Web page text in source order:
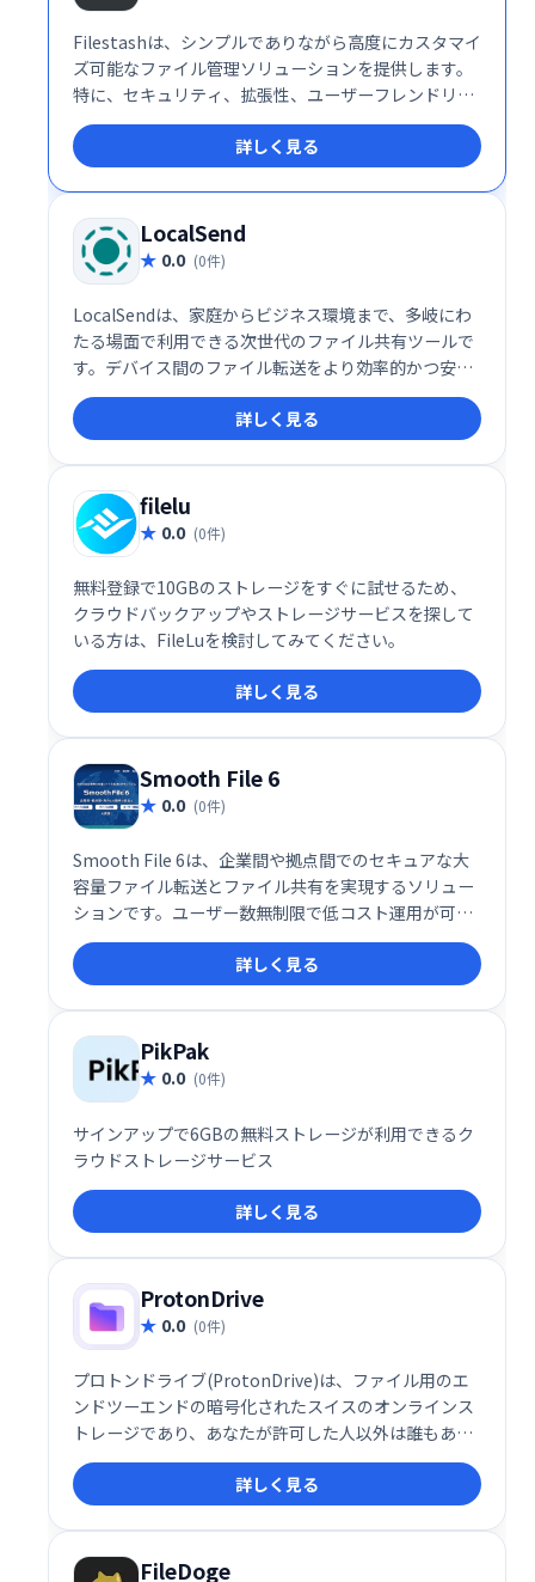
Filestashは、シンプルでありながら高度にカスタマイ
ズ可能なファイル管理ソリューションを提供します。
特に、セキュリティ、拡張性、ユーザーフレンドリー
な操作性を重視する企業にとって理想的な選択肢で
す。企業のストレージ運用を次のレベルに引き上げる
ために、Filestashの導入を検討してみてはいかがでし
ょうか。
詳しく見る
LocalSend
0.0 (0件)
LocalSendは、家庭からビジネス環境まで、多岐にわ
たる場面で利用できる次世代のファイル共有ツールで
す。デバイス間のファイル転送をより効率的かつ安全
に行いたい方に、ぜひ一度試してみていただきたいサ
ービスです。
詳しく見る
filelu
0.0 (0件)
無料登録で10GBのストレージをすぐに試せるため、
クラウドバックアップやストレージサービスを探して
いる方は、FileLuを検討してみてください。
詳しく見る
Smooth File 6
0.0 (0件)
Smooth File 6は、企業間や拠点間でのセキュアな大
容量ファイル転送とファイル共有を実現するソリュー
ションです。ユーザー数無制限で低コスト運用が可
能。スムーズなデータ連携と安全なファイル管理で、
業務効率を大幅に向上させます。
詳しく見る
PikPak
0.0 (0件)
サインアップで6GBの無料ストレージが利用できるク
ラウドストレージサービス
詳しく見る
ProtonDrive
0.0 (0件)
プロトンドライブ(ProtonDrive)は、ファイル用のエ
ンドツーエンドの暗号化されたスイスのオンラインス
トレージであり、あなたが許可した人以外は誰もあな
たのデータにアクセスできないようにします。
詳しく見る
FileDoge